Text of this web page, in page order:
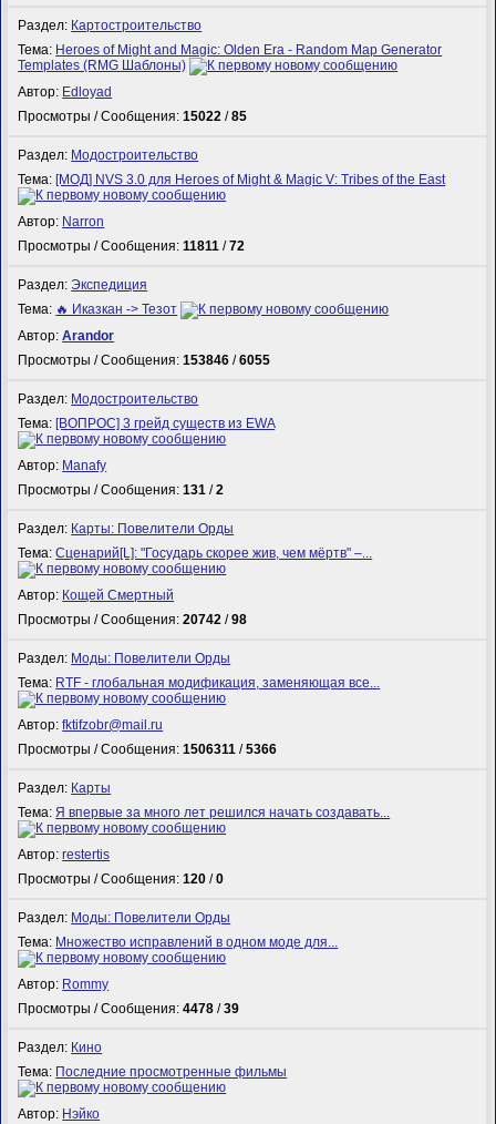
Раздел: Картостроительство
Тема: Heroes of Might and Magic: Olden Era - Random Map Generator
Templates (RMG Шаблоны)
Автор: Edloyad
Просмотры / Сообщения:15022 /85
Раздел: Модостроительство
Тема: [МОД] NVS 3.0 для Heroes of Might & Magic V: Tribes of the East
Автор: Narron
Просмотры / Сообщения:11811 /72
Раздел:Экспедиция
Тема: 🔥 Иказкан -> Тезот
Автор:Arandor
Просмотры / Сообщения:153846 /6055
Раздел: Модостроительство
Тема: [ВОПРОС] 3 грейд существ из EWA
Автор: Manafy
Просмотры / Сообщения:131 /2
Раздел: Карты: Повелители Орды
Тема:Сценарий[L]: "Государь скорее жив, чем мёртв" –...
Автор: Кощей Смертный
Просмотры / Сообщения:20742 /98
Раздел: Моды: Повелители Орды
Тема: RTF - глобальная модификация, заменяющая все...
Автор:fktifzobr@mail.ru
Просмотры / Сообщения:1506311 /5366
Раздел: Карты
Тема:Я впервые за много лет решился начать создавать...
Автор:restertis
Просмотры / Сообщения:120 /0
Раздел: Моды: Повелители Орды
Тема: Множество исправлений в одном моде для...
Автор: Rommy
Просмотры / Сообщения:4478 /39
Раздел: Кино
Тема: Последние просмотренные фильмы
Автор: Нэйко